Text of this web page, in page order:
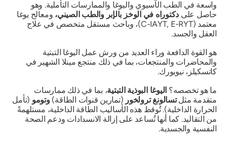
واسعة في الطب الآسيوي واليوغا والممارسات التأملية. وهو
حاصل على دكتوراه في الوخز بالإبر والطب الصيني، ومعالج يوغا
معتمد (C-IAYT, E-RYT)، وباحث مستقل متخصص في علاج
العقل والجسد.
هو القوة الدافعة وراء العديد من ورش عمل اليوغا التبتية
والمحاضرات والمنتجعات، بما في ذلك منتجع مينلا الشهير في
كاتسكيلز، نيويورك.
ما هو تخصصه؟اليوغا البوذية التبتية، بما في ذلك ممارسات
متقدمة مثل تسالونغ ترولخور(تمارين قنوات الطاقة)وتومو(تأمل
الحرارة الداخلية). تُوقظ هذه الأساليب الطاقة الداخلية، مستلهمةً
من التقاليد. كما أنها تُساعد على إزالة الانسدادات ودعم الصحة
النفسية والجسدية.